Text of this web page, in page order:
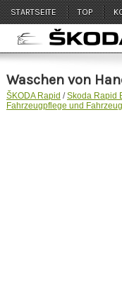
STARTSEITE TOP
Waschen von
ŠKODA Rapid /Skoda Rapid
Fahrzeugpflege und